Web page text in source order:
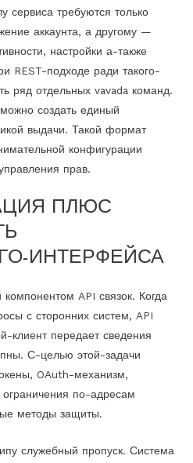
сервиса требуются только
аккаунта, а другому —
настройки а-также
REST-подходе ради такого-
ряд отдельных vavada команд.
создать единый
выдачи. Такой формат
конфигурации
прав.
ПЛЮС
ИНТЕРФЕЙСА
API связок. Когда
с сторонних систем, API
клиент передает сведения
С-целью этой-задачи
OAuth-механизм,
по-адресам
методы защиты.
служебный пропуск. Система